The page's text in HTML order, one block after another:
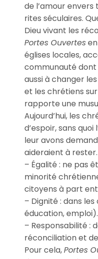
de l’amour
rites séculaires.
Dieu vivant les
Portes Ouvertes
églises locales,
communauté dont
aussi à changer
et les chrétiens
rapporte une
Aujourd’hui, les
d’espoir, sans
leur avons
aideraient à
– Égalité : ne pas
minorité
citoyens à part
– Dignité : dans
éducation, emploi).
– Responsabilité :
réconciliation et
Pour cela,Portes